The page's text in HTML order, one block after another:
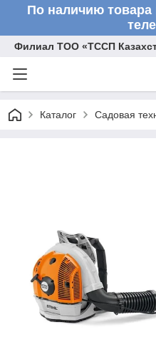
По наличию товара
Филиал ТОО «ТССП
Каталог Садовая